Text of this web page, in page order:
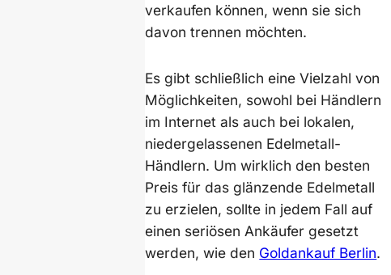
verkaufen können, wenn sie sich
davon trennen möchten.
Es gibt schließlich eine Vielzahl von
Möglichkeiten, sowohl bei Händlern
im Internet als auch bei lokalen,
niedergelassenen Edelmetall-
Händlern. Um wirklich den besten
Preis für das glänzende Edelmetall
zu erzielen, sollte in jedem Fall auf
einen seriösen Ankäufer gesetzt
werden, wie den Goldankauf Berlin.